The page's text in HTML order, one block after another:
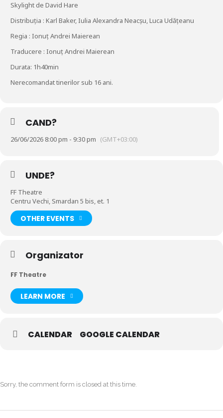
Skylight de David Hare
Distribuția : Karl Baker, Iulia Alexandra Neacșu, Luca Udățeanu
Regia : Ionuț Andrei Maierean
Traducere : Ionuț Andrei Maierean
Durata: 1h40min
Nerecomandat tinerilor sub 16 ani.
CAND?
26/06/2026 8:00 pm - 9:30 pm (GMT+03:00)
UNDE?
FF Theatre
Centru Vechi, Smardan 5 bis, et. 1
OTHER EVENTS
Organizator
FF Theatre
LEARN MORE
CALENDAR GOOGLE CALENDAR
Sorry, the comment form is closed at this time.